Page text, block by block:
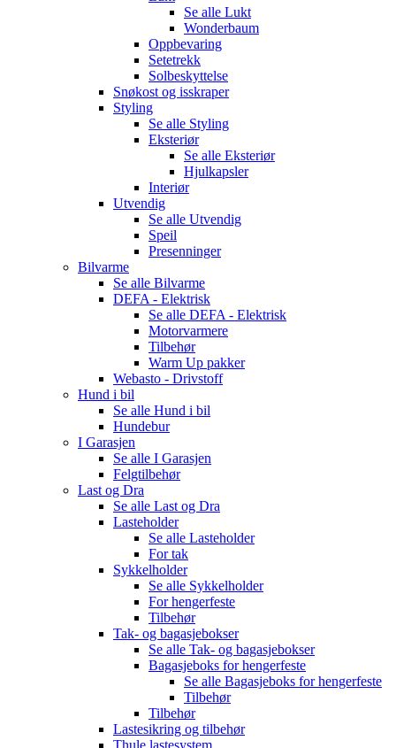
Se alle Lukt
Wonderbaum
Oppbevaring
Setetrekk
Solbeskyttelse
Snøkost og isskraper
Styling
Se alle Styling
Eksteriør
Se alle Eksteriør
Hjulkapsler
Interiør
Utvendig
Se alle Utvendig
Speil
Presenninger
Bilvarme
Se alle Bilvarme
DEFA - Elektrisk
Se alle DEFA - Elektrisk
Motorvarmere
Tilbehør
Warm Up pakker
Webasto - Drivstoff
Hund i bil
Se alle Hund i bil
Hundebur
I Garasjen
Se alle I Garasjen
Felgtilbehør
Last og Dra
Se alle Last og Dra
Lasteholder
Se alle Lasteholder
For tak
Sykkelholder
Se alle Sykkelholder
For hengerfeste
Tilbehør
Tak- og bagasjebokser
Se alle Tak- og bagasjebokser
Bagasjeboks for hengerfeste
Se alle Bagasjeboks for hengerfeste
Tilbehør
Tilbehør
Lastesikring og tilbehør
Thule lastesystem